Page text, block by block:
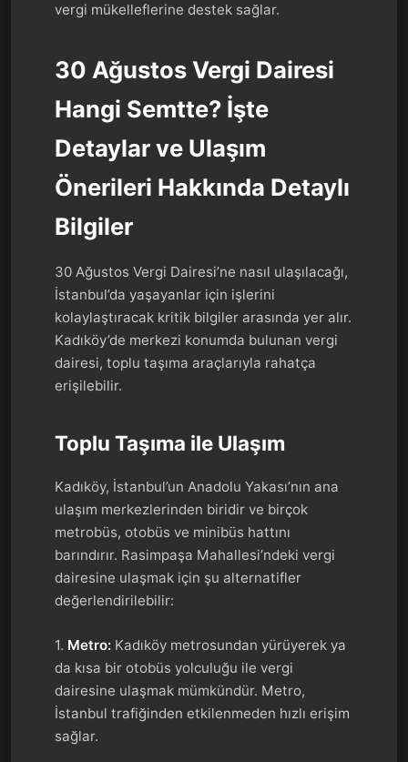
vergi mükelleflerine destek sağlar.
30 Ağustos Vergi Dairesi
Hangi Semtte? İşte
Detaylar ve Ulaşım
Önerileri Hakkında Detaylı
Bilgiler
30 Ağustos Vergi Dairesi’ne nasıl ulaşılacağı,
İstanbul’da yaşayanlar için işlerini
kolaylaştıracak kritik bilgiler arasında yer alır.
Kadıköy’de merkezi konumda bulunan vergi
dairesi, toplu taşıma araçlarıyla rahatça
erişilebilir.
Toplu Taşıma ile Ulaşım
Kadıköy, İstanbul’un Anadolu Yakası’nın ana
ulaşım merkezlerinden biridir ve birçok
metrobüs, otobüs ve minibüs hattını
barındırır. Rasimpaşa Mahallesi’ndeki vergi
dairesine ulaşmak için şu alternatifler
değerlendirilebilir:
1. Metro: Kadıköy metrosundan yürüyerek ya
da kısa bir otobüs yolculuğu ile vergi
dairesine ulaşmak mümkündür. Metro,
İstanbul trafiğinden etkilenmeden hızlı erişim
sağlar.